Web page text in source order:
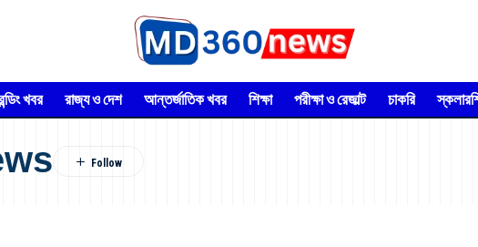
খবর রাজ্য ও দেশ আন্তর্জাতিক খবর শিক্ষা পরীক্ষা ও রেজাল্ট চাকরি